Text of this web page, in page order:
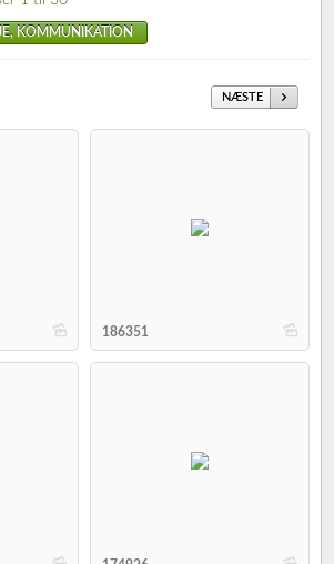
KOMMUNIKATION
NÆSTE
b b
186351